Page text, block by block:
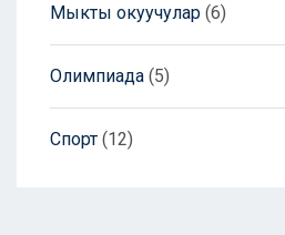
Мыкты окуучулар (6)
Олимпиада (5)
Спорт (12)